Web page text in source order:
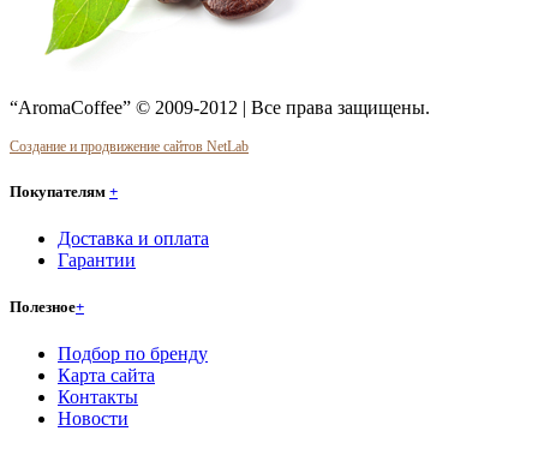
“AromaCoffee” © 2009-2012 | Все права защищены.
Создание и продвижение сайтов NetLab
Покупателям +
Доставка и оплата
Гарантии
Полезное+
Подбор по бренду
Карта сайта
Контакты
Новости